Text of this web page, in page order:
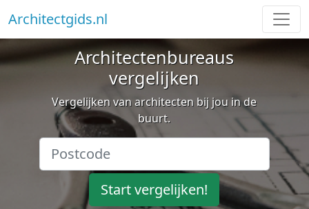
Architectgids.nl
Architectenbureaus
vergelijken
Vergelijken van architecten bij jou in de
buurt.
Start vergelijken!